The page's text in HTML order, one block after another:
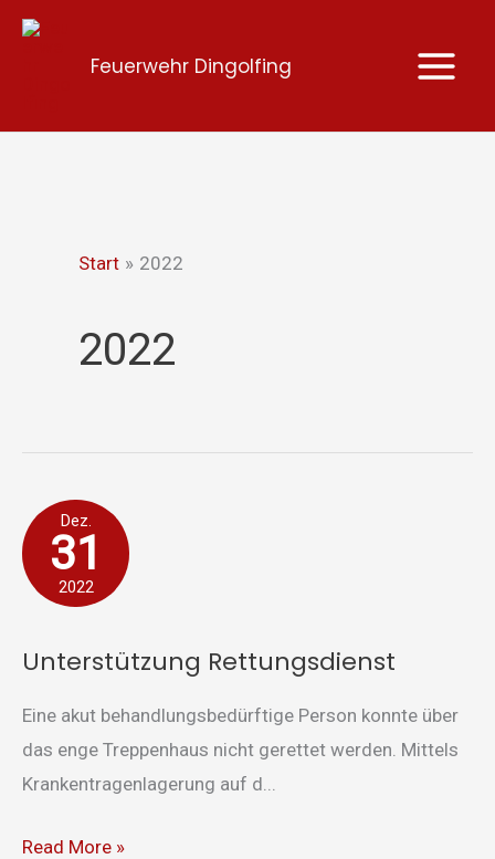
Zum
Feuerwehr Dingolfing
Start 2022
2022
Dez.
31
2022
Unterstützung Rettungsdienst
Eine akut behandlungsbedürftige Person konnte über
das enge Treppenhaus nicht gerettet werden. Mittels
Krankentragenlagerung auf d...
Unterstützung
Rettungsdienst
Read More »